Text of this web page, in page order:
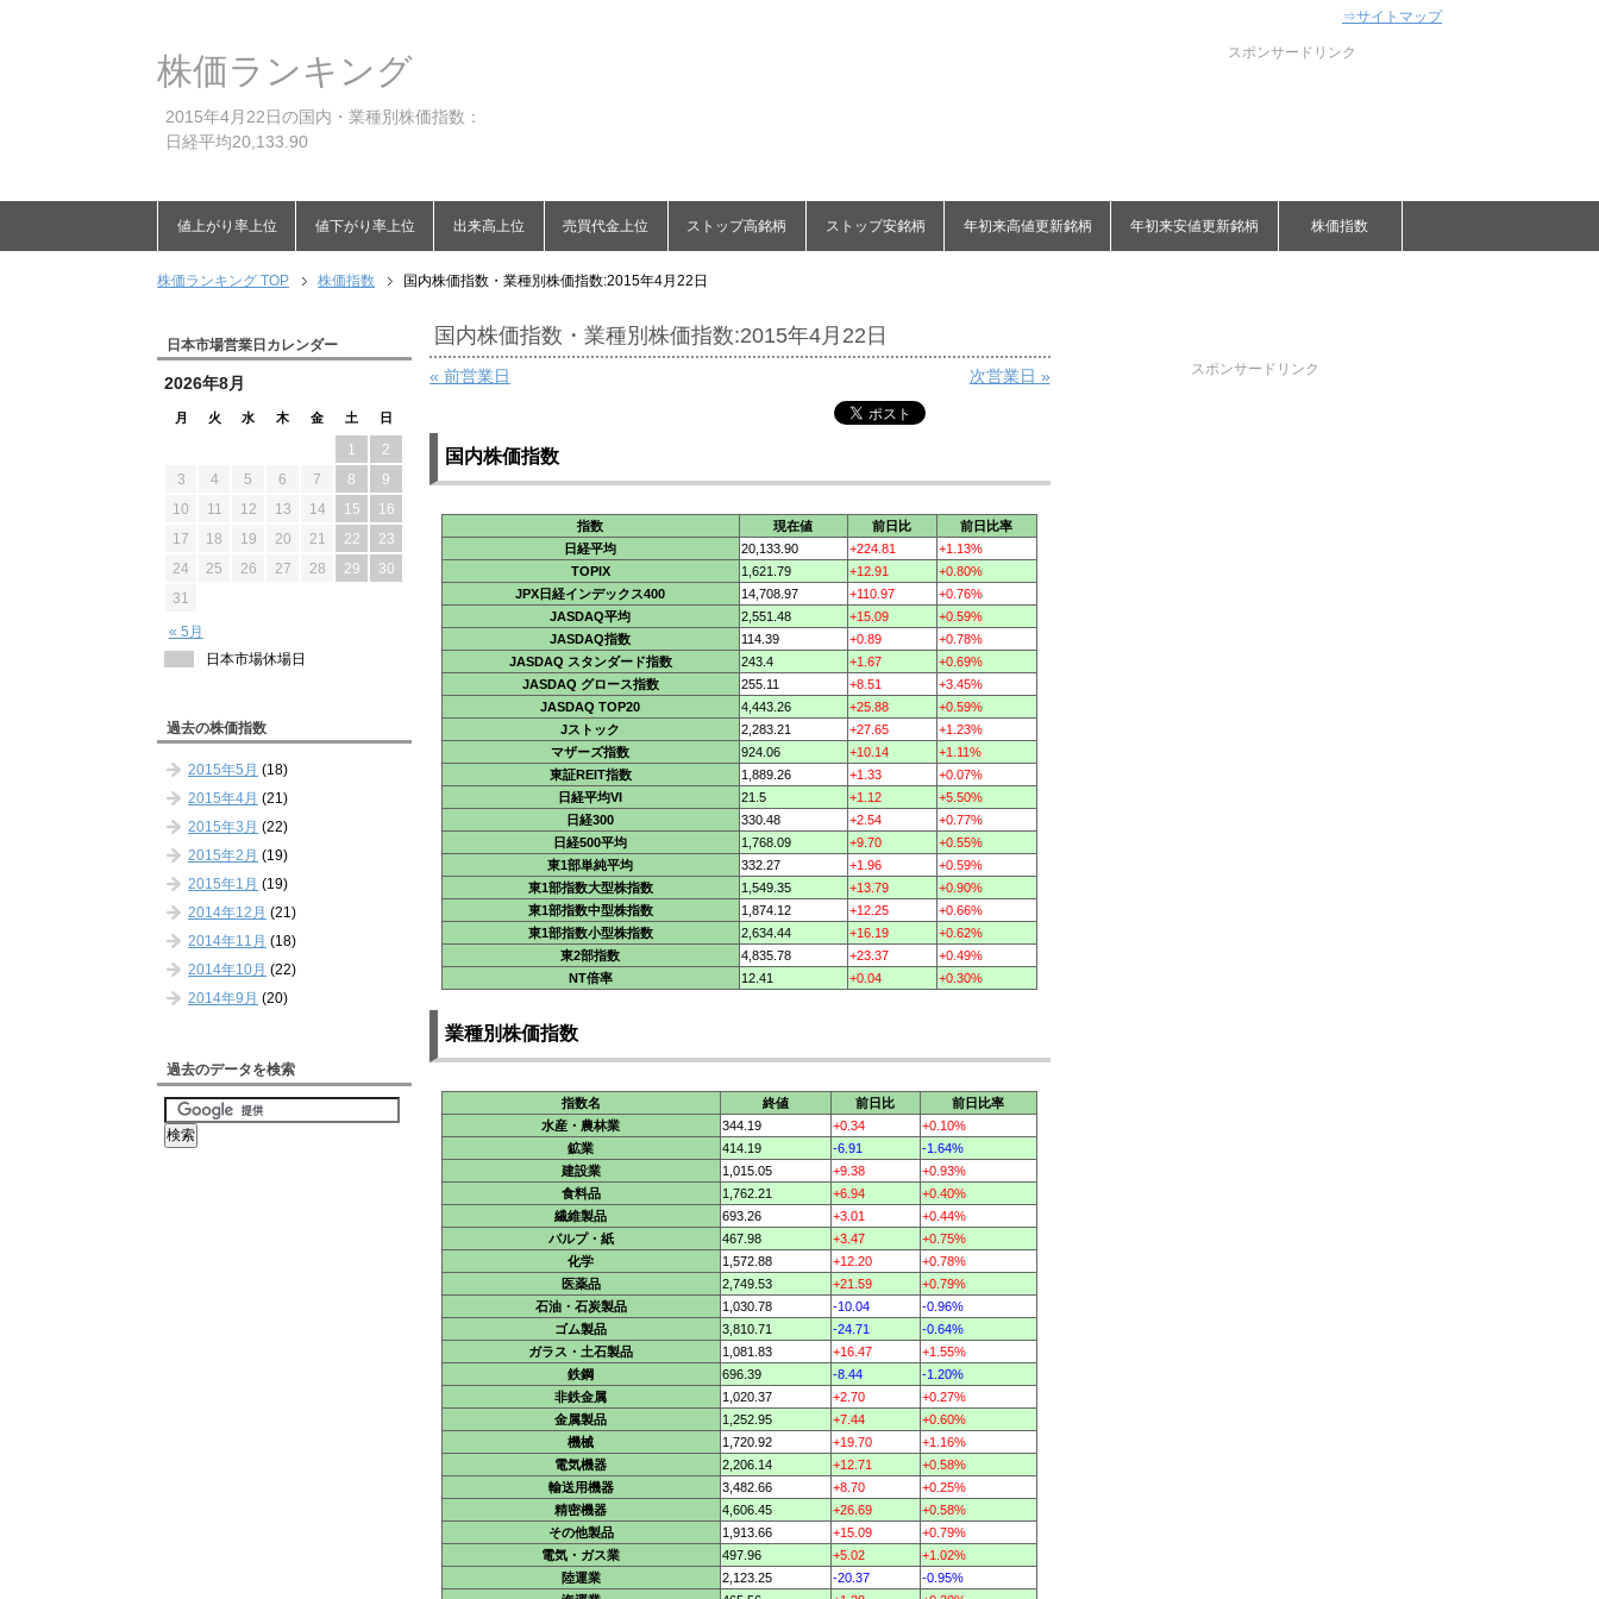
株価ランキング
2015年4月22日の国内・業種別株価指数：
日経平均20,133.90
スポンサードリンク
値上がり率上位 値下がり率上位 出来高上位 売買代金上位 ストップ高銘柄 ストップ安銘柄 年初来高値更新銘柄 年初来安値更新銘柄 株価指数
株価ランキング TOP 株価指数 国内株価指数・業種別株価指数:2015年4月22日
国内株価指数・業種別株価指数:2015年4月22日
« 前営業日 次営業日 »
国内株価指数
指数 現在値 前日比
前日比率
日経平均
20,133.90 +224.81
+1.13%
TOPIX
1,621.79 +12.91
+0.80%
JPX日経インデックス400
14,708.97 +110.97
+0.76%
JASDAQ平均
2,551.48 +15.09
+0.59%
JASDAQ指数
114.39 +0.89
+0.78%
JASDAQ スタンダード指数
243.4 +1.67
+0.69%
JASDAQ グロース指数
255.11 +8.51
+3.45%
JASDAQ TOP20
4,443.26 +25.88
+0.59%
Jストック
2,283.21 +27.65
+1.23%
マザーズ指数
924.06 +10.14
+1.11%
東証REIT指数
1,889.26 +1.33
+0.07%
日経平均VI
21.5 +1.12
+5.50%
日経300
330.48 +2.54
+0.77%
日経500平均
1,768.09 +9.70
+0.55%
東1部単純平均
332.27 +1.96
+0.59%
東1部指数大型株指数
1,549.35 +13.79
+0.90%
東1部指数中型株指数
1,874.12 +12.25
+0.66%
東1部指数小型株指数
2,634.44 +16.19
+0.62%
東2部指数
4,835.78 +23.37
+0.49%
NT倍率
12.41 +0.04 +0.30%
業種別株価指数
指数名 終値 前日比
前日比率
水産・農林業
344.19 +0.34
+0.10%
鉱業
414.19 -6.91
-1.64%
建設業
1,015.05 +9.38
+0.93%
食料品
1,762.21 +6.94
+0.40%
繊維製品
693.26 +3.01
+0.44%
パルプ・紙
467.98 +3.47
+0.75%
化学
1,572.88 +12.20
+0.78%
医薬品
2,749.53 +21.59
+0.79%
石油・石炭製品
1,030.78 -10.04
-0.96%
ゴム製品
3,810.71 -24.71
-0.64%
ガラス・土石製品
1,081.83 +16.47
+1.55%
鉄鋼
696.39 -8.44
-1.20%
非鉄金属
1,020.37 +2.70
+0.27%
金属製品
1,252.95 +7.44
+0.60%
機械
1,720.92 +19.70
+1.16%
電気機器
2,206.14 +12.71
+0.58%
輸送用機器
3,482.66 +8.70
+0.25%
精密機器
4,606.45 +26.69
+0.58%
その他製品
1,913.66 +15.09
+0.79%
電気・ガス業
497.96 +5.02
+1.02%
陸運業
2,123.25 -20.37
-0.95%
日本市場営業日カレンダー
2026年8月
月 火 水 木 金 土 日
« 5月
1
2
3
4 5 6 7 8
9
10
11 12 13 14 15
16
17
18 19 20 21 22
23
24
25 26 27 28 29
30
31
日本市場休場日
過去の株価指数
2015年5月 (18)
2015年4月 (21)
2015年3月 (22)
2015年2月 (19)
2015年1月 (19)
2014年12月 (21)
2014年11月 (18)
2014年10月 (22)
2014年9月 (20)
過去のデータを検索
スポンサードリンク
⇒サイトマップ